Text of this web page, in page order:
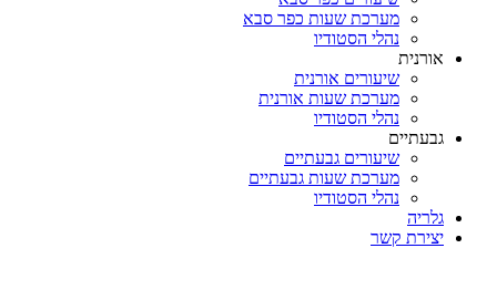
מערכת שעות כפר סבא
נהלי הסטודיו
אורנית
שיעורים אורנית
מערכת שעות אורנית
נהלי הסטודיו
גבעתיים
שיעורים גבעתיים
מערכת שעות גבעתיים
נהלי הסטודיו
גלריה
יצירת קשר